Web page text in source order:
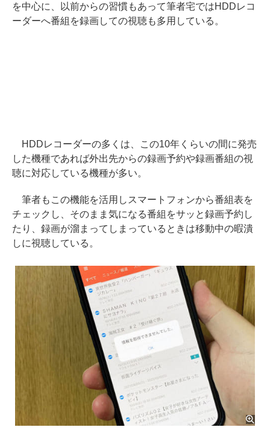
を中心に、以前からの習慣もあって筆者宅ではHDDレコ
ーダーへ番組を録画しての視聴も多用している。
HDDレコーダーの多くは、この10年くらいの間に発売
した機種であれば外出先からの録画予約や録画番組の視
聴に対応している機種が多い。
筆者もこの機能を活用しスマートフォンから番組表を
チェックし、そのまま気になる番組をサッと録画予約し
たり、録画が溜まってしまっているときは移動中の暇潰
しに視聴している。